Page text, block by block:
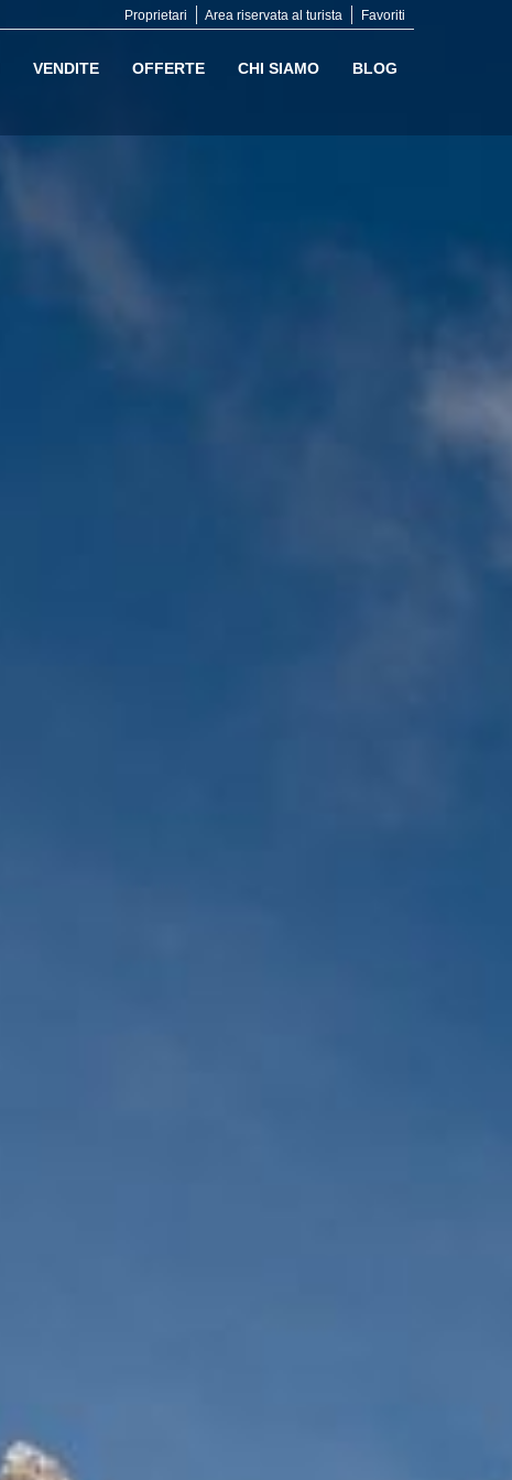
Favoriti
Area riservata al turista
Proprietari
VENDITE OFFERTE CHI SIAMO BLOG